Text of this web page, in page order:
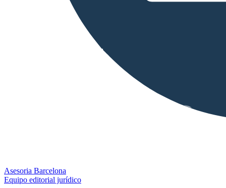
Asesoria Barcelona
Equipo editorial jurídico